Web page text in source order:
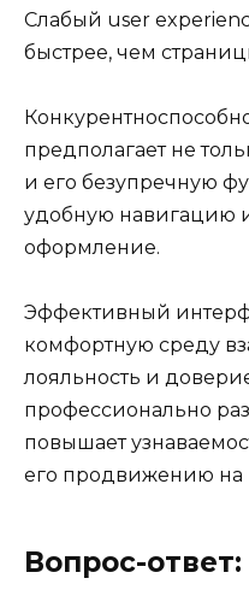
Слабый user
быстрее, чем
предполагает не
и его безупречную
удобную навигацию
оформление.
Эффективный
комфортную среду
лояльность и
профессионально
повышает
его продвижению на
Вопрос-ответ: